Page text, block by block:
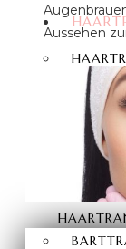
TÜRKEI
FUE-
DHI
SAPHIR
Aussehen